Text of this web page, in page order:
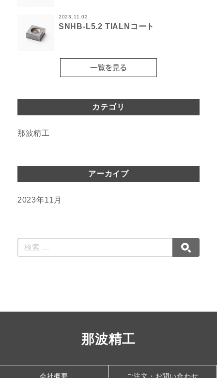
2023.11.02
SNHB-L5.2 TIALNコート
一覧を見る
カテゴリ
那波精工
アーカイブ
2023年11月
那波精工
会社概要 ご注文・お問い合わせ